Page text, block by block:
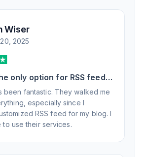
Wiser
2025
only option for RSS feed
been fantastic. They walked me
especially since I
RSS feed for my blog. I
to use their services.